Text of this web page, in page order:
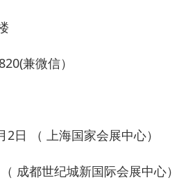
兼微信）
日 （ 上海国家会展中心）
成都世纪城新国际会展中心）